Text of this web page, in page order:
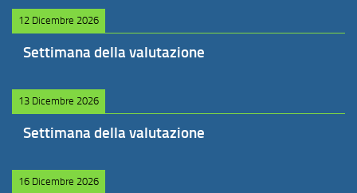
12 Dicembre 2026
Settimana della valutazione
13 Dicembre 2026
Settimana della valutazione
16 Dicembre 2026